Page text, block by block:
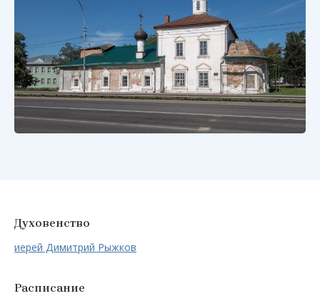
Духовенство
иерей Димитрий Рыжков
Расписание